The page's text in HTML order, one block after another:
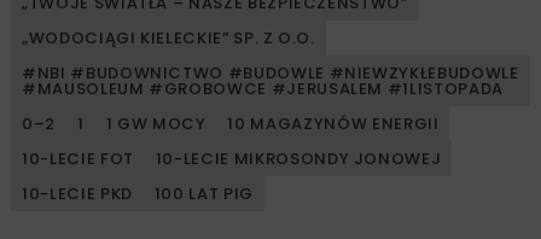
„WODOCIĄGI KIELECKIE” SP. Z O.O.
#NBI #BUDOWNICTWO #BUDOWLE #NIEWZYKŁEBUDOWLE
#MAUSOLEUM #GROBOWCE #JERUSALEM #1LISTOPADA
0–2
1 1 GW MOCY
10 MAGAZYNÓW ENERGII
10-LECIE FOT
10-LECIE MIKROSONDY JONOWEJ
10-LECIE PKD
100 LAT PIG